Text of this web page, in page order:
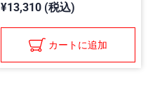
¥13,310 (税込)
カートに追加